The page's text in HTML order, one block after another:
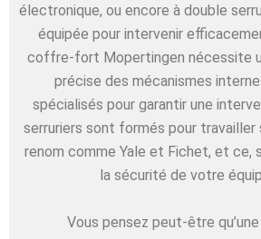
électronique, ou encore à double
équipée pour intervenir
coffre-fort Mopertingen nécessite
précise des mécanismes
spécialisés pour garantir une
serruriers sont formés pour travailler
renom comme Yale et Fichet, et ce,
la sécurité de votre
Vous pensez peut-être